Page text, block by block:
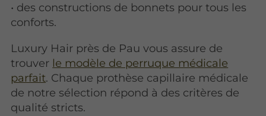
• des constructions de bonnets pour tous les
conforts.
Luxury Hair près de Pau vous assure de
trouver le modèle de perruque médicale
parfait. Chaque prothèse capillaire médicale
de notre sélection répond à des critères de
qualité stricts.